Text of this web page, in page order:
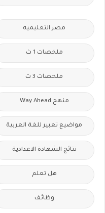
مصر التعليميه
ملخصات 1 ث
ملخصات 3 ث
منهج Way Ahead
مواضيع تعبير للغة العربية
نتائج الشهادة الاعدادية
هل تعلم
وظائف